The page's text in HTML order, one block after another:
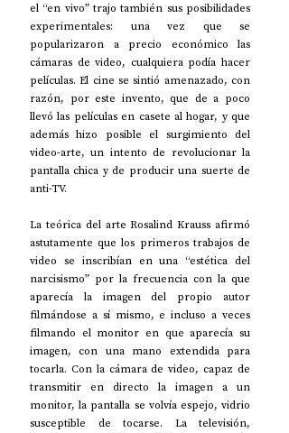
el “en vivo” trajo también sus posibilidades
experimentales: una vez que se
popularizaron a precio económico las
cámaras de video, cualquiera podía hacer
películas. El cine se sintió amenazado, con
razón, por este invento, que de a poco
llevó las películas en casete al hogar, y que
además hizo posible el surgimiento del
video-arte, un intento de revolucionar la
pantalla chica y de producir una suerte de
anti-TV.
La teórica del arte Rosalind Krauss afirmó
astutamente que los primeros trabajos de
video se inscribían en una “estética del
narcisismo” por la frecuencia con la que
aparecía la imagen del propio autor
filmándose a sí mismo, e incluso a veces
filmando el monitor en que aparecía su
imagen, con una mano extendida para
tocarla. Con la cámara de video, capaz de
transmitir en directo la imagen a un
monitor, la pantalla se volvía espejo, vidrio
susceptible de tocarse. La televisión,